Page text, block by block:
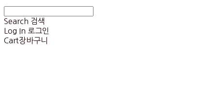
Search 검색
Log In 로그인
Cart장바구니